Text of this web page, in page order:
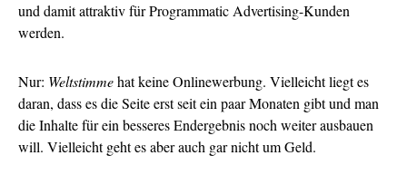
und damit attraktiv für Programmatic Advertising-Kunden
werden.
Nur: Weltstimmehat keine Onlinewerbung. Vielleicht liegt es
daran, dass es die Seite erst seit ein paar Monaten gibt und man
die Inhalte für ein besseres Endergebnis noch weiter ausbauen
will. Vielleicht geht es aber auch gar nicht um Geld.